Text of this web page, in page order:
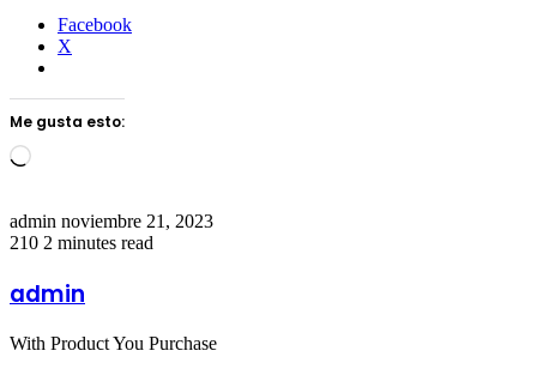
Facebook
X
Me gusta esto:
Loading…
admin Send
an
noviembre 21, 2023
210 2 minutes read
admin
With Product You Purchase